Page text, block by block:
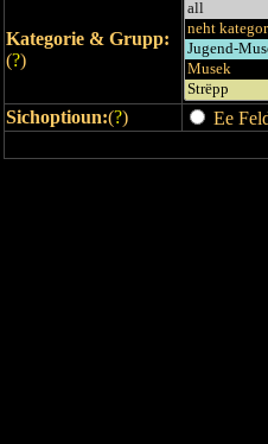
Kategorie & Grupp:
(?)
Sichoptioun:(?) Ee